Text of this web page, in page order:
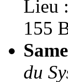
Lieu
155
du